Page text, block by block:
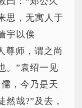
思，无寓人于
宇以俟
尊师，谓之尚
。”袁绍一见
，今乃是天
哉?”及去，